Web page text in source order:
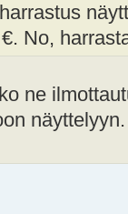
No,
ne